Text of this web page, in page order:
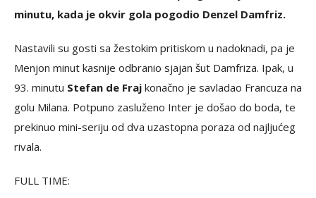
minutu, kada je okvir gola pogodio Denzel Damfriz.
Nastavili su gosti sa žestokim pritiskom u nadoknadi, pa je
Menjon minut kasnije odbranio sjajan šut Damfriza. Ipak, u
93. minutu Stefan de Fraj konačno je savladao Francuza na
golu Milana. Potpuno zasluženo Inter je došao do boda, te
prekinuo mini-seriju od dva uzastopna poraza od najljućeg
rivala.
FULL TIME: